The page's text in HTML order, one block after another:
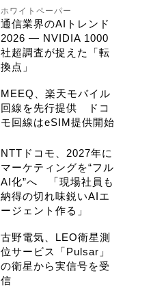
ホワイトペーパー
通信業界のAIトレンド
2026 ― NVIDIA 1000
社超調査が捉えた「転
換点」
MEEQ、楽天モバイル
回線を先行提供 ドコ
モ回線はeSIM提供開始
NTTドコモ、2027年に
マーケティングを“フル
AI化”へ 「現場社員も
納得の切れ味鋭いAIエ
ージェント作る」
古野電気、LEO衛星測
位サービス「Pulsar」
の衛星から実信号を受
信